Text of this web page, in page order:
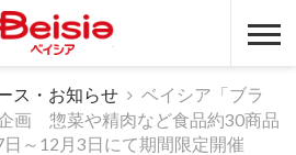
ベイシア
ス・お知らせ
ベイシア「ブラ
画 惣菜や精肉など食品約30商品
日～12月3日にて期間限定開催